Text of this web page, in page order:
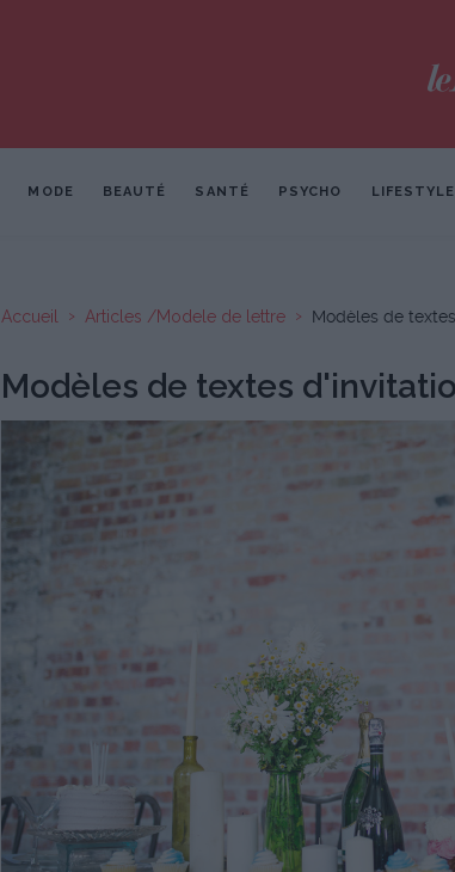
MODE BEAUTÉ SANTÉ PSYCHO LIFESTYLE
Accueil Articles /Modele de lettre Modèles de
Modèles de textes